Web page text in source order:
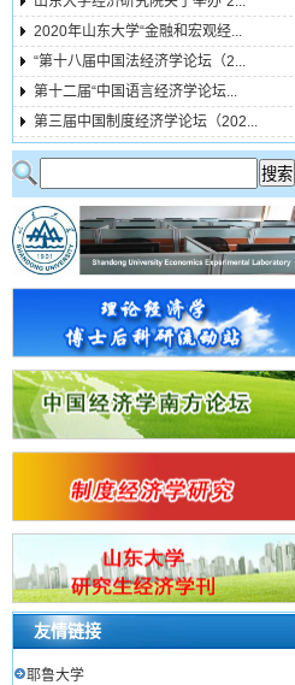
2020年山东大学“金融和宏观经...
“第十八届中国法经济学论坛（2...
第十二届“中国语言经济学论坛...
第三届中国制度经济学论坛（202...
友情链接
耶鲁大学